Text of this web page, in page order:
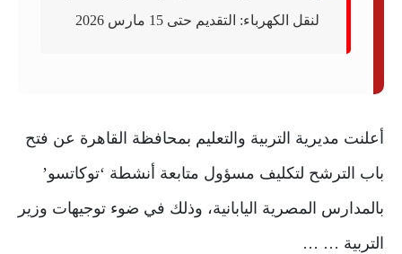
لنقل الكهرباء: التقديم حتى 15 مارس 2026
أعلنت مديرية التربية والتعليم بمحافظة القاهرة عن فتح
باب الترشح لتكليف مسؤول متابعة أنشطة ‘توكاتسو’
بالمدارس المصرية اليابانية، وذلك في ضوء توجيهات وزير
التربية … …